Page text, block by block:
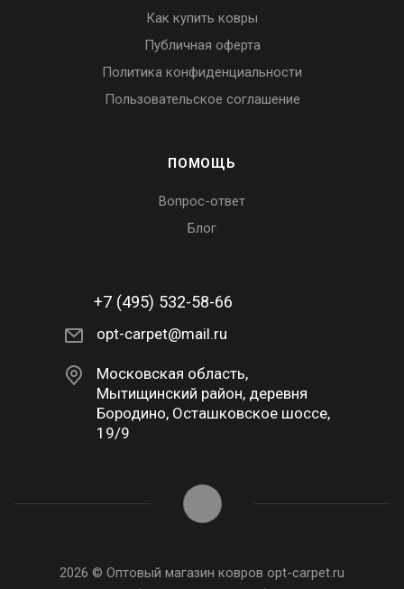
Как купить ковры
Публичная оферта
Политика конфиденциальности
Пользовательское соглашение
ПОМОЩЬ
Вопрос-ответ
Блог
+7 (495) 532-58-66
opt-carpet@mail.ru
Московская область,
Мытищинский район, деревня
Бородино, Осташковское шоссе,
19/9
2026 © Оптовый магазин ковров opt-carpet.ru